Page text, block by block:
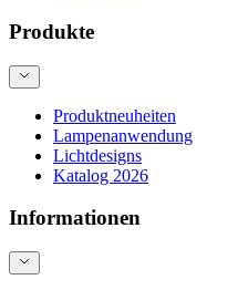
Produkte
Produktneuheiten
Lampenanwendung
Lichtdesigns
Katalog 2026
Informationen